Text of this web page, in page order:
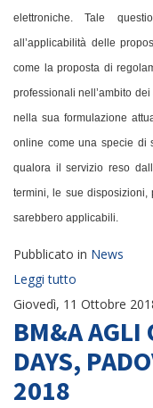
elettroniche. Tale
all’applicabilità delle
come la proposta di
professionali nell’ambito
nella sua formulazione
online come una specie di
qualora il servizio reso
termini, le sue disposizioni,
sarebbero applicabili.
Pubblicato in News
Leggi tutto
Giovedì, 11 Ottobre
BM&A AGLI
DAYS,
2018